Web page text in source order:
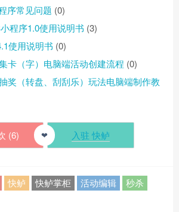
序常见问题 (0)
程序1.0使用说明书 (3)
使用说明书 (0)
卡（字）电脑端活动创建流程 (0)
奖（转盘、刮刮乐）玩法电脑端制作教
(6) ❤ 入驻 快鲈
快鲈 快鲈掌柜 活动编辑
秒杀